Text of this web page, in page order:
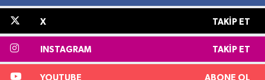
X TAKIP ET
INSTAGRAM TAKIP ET
YOUTUBE ABONE OL